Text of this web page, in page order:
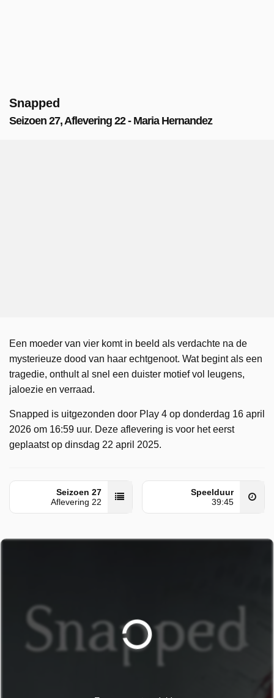
Snapped
Seizoen 27, Aflevering 22 - Maria Hernandez
Een moeder van vier komt in beeld als verdachte na de
mysterieuze dood van haar echtgenoot. Wat begint als een
tragedie, onthult al snel een duister motief vol leugens,
jaloezie en verraad.
Snapped is uitgezonden door Play 4 op donderdag 16 april
2026 om 16:59 uur. Deze aflevering is voor het eerst
geplaatst op dinsdag 22 april 2025.
Seizoen 27
Aflevering 22
Speelduur
39:45